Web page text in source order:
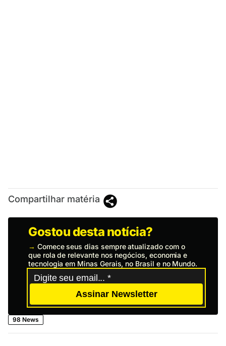
Compartilhar matéria
Gostou desta notícia?
→ Comece seus dias sempre atualizado com o
que rola de relevante nos negócios, economia e
tecnologia em Minas Gerais, no Brasil e no Mundo.
Assinar Newsletter
98 News